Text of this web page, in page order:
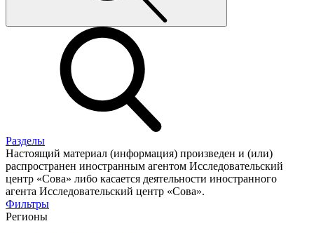
Разделы
Настоящий материал (информация) произведен и (или)
распространен иностранным агентом Исследовательский
центр «Сова» либо касается деятельности иностранного
агента Исследовательский центр «Сова».
Фильтры
Регионы